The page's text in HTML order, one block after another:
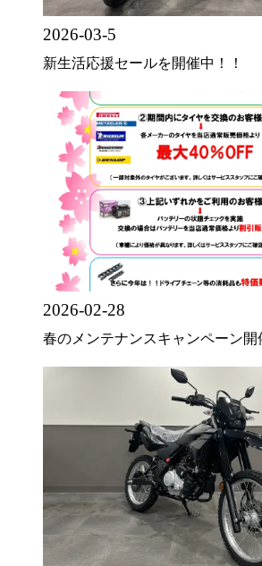
2026-03-5
新生活応援セールを開催中！！
2026-02-28
春のメンテナンスキャンペーン開